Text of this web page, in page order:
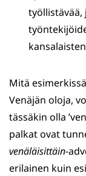
työllistävää,
Mitä
Venäjän oloja,
tässäkin olla
palkat ovat
venäläisittäin-
erilainen kuin